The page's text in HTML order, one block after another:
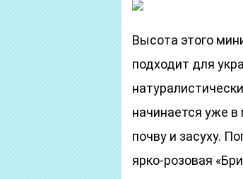
Высота этого
подходит для
начинается уже
почву и засуху.
ярко-розовая